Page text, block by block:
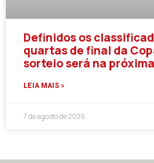
Definidos os
quartas de final da
sorteio será na
LEIA MAIS »
7 de agosto de 2026